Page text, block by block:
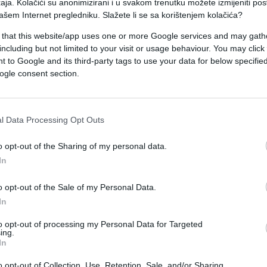
Kolačići su anonimizirani i u svakom trenutku možete izmijeniti
Internet pregledniku. Slažete li se sa korištenjem kolačića?
that this website/app uses one or more Google services and may
but not limited to your visit or usage behaviour. You may
to Google and its third-party tags to use your data for below
consent section.
Data Processing Opt Outs
opt-out of the Sharing of my personal data.
opt-out of the Sale of my Personal Data.
opt-out of processing my Personal Data for Targeted
trebao pomoći hercegovačkim vatrogascima
18 sati, potvrdio je direktor Federalne uprave
POŽAR SE PRIBLIŽIO KUĆAMA:
je sve gore stanje!
Tražili smo pomoć iz zraka i ne znamo hoće li
Vatrogasne jedinice.
ekipe su na terenu i spremne su da
samo saobraćajnice.